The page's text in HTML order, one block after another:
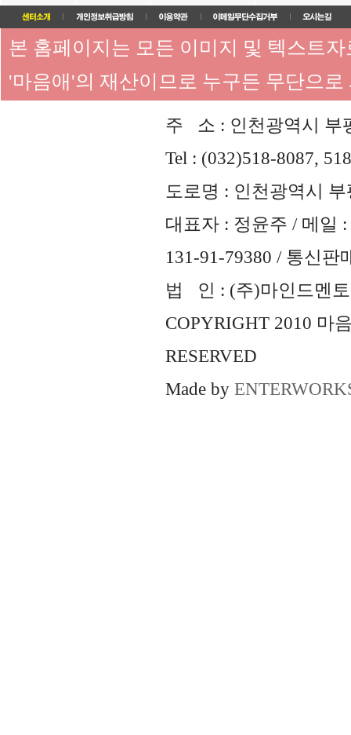
본 홈페이지는 모든 이미지 및 텍스트
'마음애'의 재산이므로 누구든 무단으
주 소 : 인천광역시 부
Tel : (032)518-8087,
도로명 : 인천광역시
대표자 : 정윤주 / 메일 :
131-91-79380 / 통신판
법 인 : (주)마인드멘토
COPYRIGHT 2010 마
RESERVED
Made by